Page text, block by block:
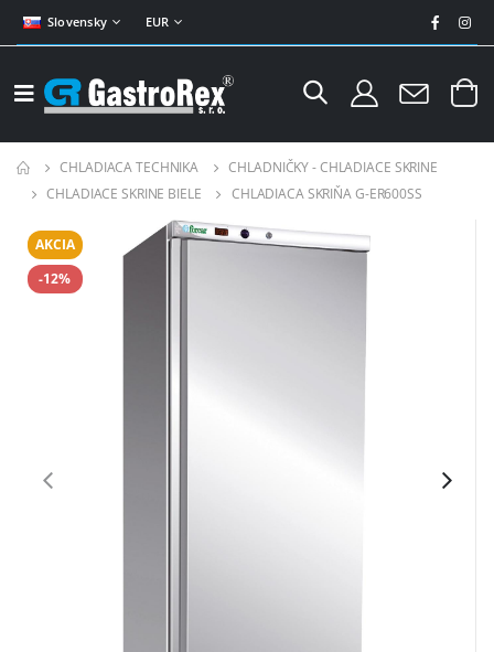
Slovensky EUR
CHLADIACA TECHNIKA
CHLADNIČKY - CHLADIACE SKRINE
CHLADIACE SKRINE BIELE
CHLADIACA SKRIŇA G-ER600SS
AKCIA
-12%